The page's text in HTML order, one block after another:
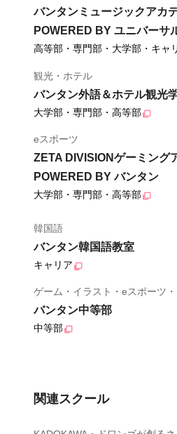
バンタンミュージックアカ
POWERED BY ユニバーサ
高等部・専門部・大学部・キャ
観光・ホテル
バンタン外語＆ホテル観光
大学部・専門部・高等部
eスポーツ
ZETA DIVISIONゲーミング
POWERED BY バンタン
大学部・専門部・高等部
韓国語
バンタン韓国語教室
キャリア
ゲーム・イラスト・eスポーツ・
バンタン中等部
中等部
関連スクール